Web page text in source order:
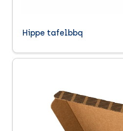
Hippe tafelbbq